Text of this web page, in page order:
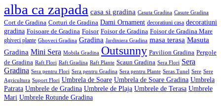
alba ca zapada casa si gradina Casuta Gradina Casute Gradina
Cort de Gradina Corturi de Gradina Dami Ornament decoratiuni casa decoratiuni
gradina Foisoare de Gradina Foisor Foisor de Gradina Foisor de Gradina Mare
ghiveci plante Ghoveci Gradina Gradina Jardiniera Gradina masa terasa Masuta
Gradina Mini Sera Mobila Gradina Outsunny Pavilion Gradina Pergole
de Gradina Raft Flori Raft Gradina Raft Plante Scaun Gradina Sera Flori Sera
Gradina Sera pentru Flori Sera pentru Gradina Sera pentru Plante Seras Tunel Sere Sere
Agricultura Suport Flori Umbrela de Soare Umbrela de Soare Gradina Umbrela
Patrata Umbrele de Gradina Umbrele de Plaja Umbrele de Terasa Umbrele
Mari Umbrele Rotunde Gradina